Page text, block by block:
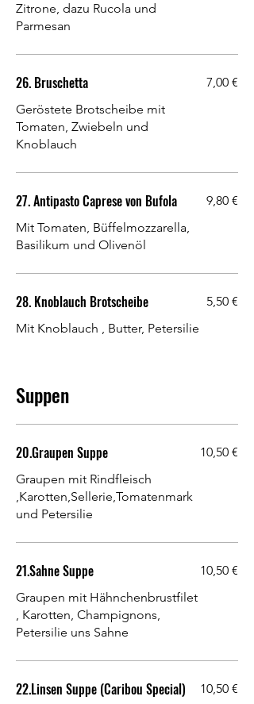
Zitrone, dazu Rucola und
Parmesan
26. Bruschetta
Geröstete Brotscheibe mit
Tomaten, Zwiebeln und
Knoblauch
7,00 €
27. Antipasto Caprese von Bufola
Mit Tomaten, Büffelmozzarella,
Basilikum und Olivenöl
9,80 €
28. Knoblauch Brotscheibe
Mit Knoblauch , Butter, Petersilie
5,50 €
Suppen
20.Graupen Suppe
Graupen mit Rindfleisch
,Karotten,Sellerie,Tomatenmark
und Petersilie
10,50 €
21.Sahne Suppe
Graupen mit Hähnchenbrustfilet
, Karotten, Champignons,
Petersilie uns Sahne
10,50 €
22.Linsen Suppe (Caribou Special) 10,50 €